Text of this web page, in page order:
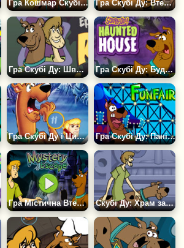
Гра Кошмар Скубі Ду Гра Скубі Ду: Втеча з Корабля
Гра Скубі Ду: Швидка Річка Гра Скубі Ду: Будинок Монстрів
Гра Скубі Ду і Цифри Гра Скубі Ду: Паніка на Ярмарку
Гра Містична Втеча Скубі Ду Скубі Ду: Храм загублених душ